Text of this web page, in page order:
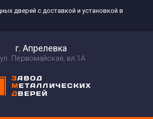
дверей с доставкой и установкой в
г. Апрелевка
ул. Первомайская, вл.1А